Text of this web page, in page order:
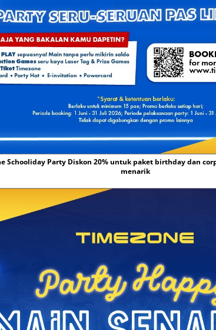
Schooliday Party Diskon 20% untuk paket birthday dan
menarik